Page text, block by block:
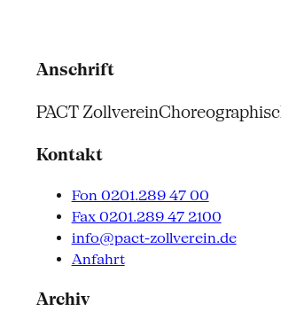
Anschrift
PACT Zollverein
Kontakt
Fon 0201.289 47 00
Fax 0201.289 47 2100
info@pact-zollverein.de
Anfahrt
Archiv